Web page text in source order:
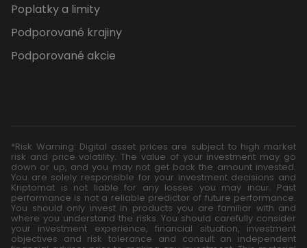
Poplatky a limity
Podporované krajiny
Podporované akcie
*Risk Warning: Digital asset prices are subject to high market
risk and price volatility. The value of your investment may go
down or up, and you may not get back the amount invested.
You are solely responsible for your investment decisions and
Kriptomat is not liable for any losses you may incur. Past
performance is not a reliable predictor of future performance.
You should only invest in products you are familiar with and
where you understand the risks. You should carefully consider
your investment experience, financial situation, investment
objectives and risk tolerance and consult an independent